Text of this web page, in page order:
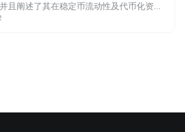
且阐述了其在稳定币流动性及代币化资产
。